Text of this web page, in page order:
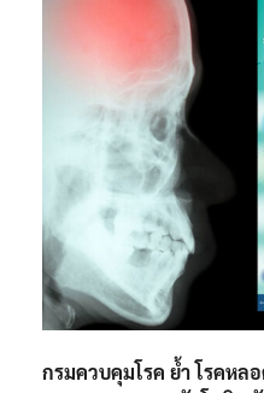
กรมควบคุมโรค ย้ำ โรคหล